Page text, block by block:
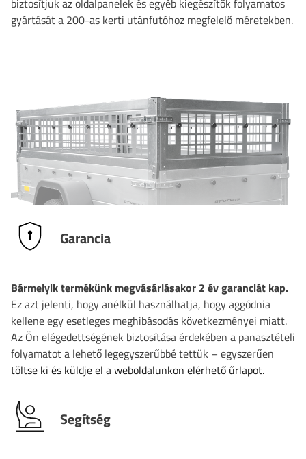
biztosítjuk az oldalpanelek és egyéb kiegészítők folyamatos
gyártását a 200-as kerti utánfutóhoz megfelelő méretekben.
Garancia
Bármelyik termékünk megvásárlásakor 2 év garanciát kap.
Ez azt jelenti, hogy anélkül használhatja, hogy aggódnia
kellene egy esetleges meghibásodás következményei miatt.
Az Ön elégedettségének biztosítása érdekében a panasztételi
folyamatot a lehető legegyszerűbbé tettük – egyszerűen
töltse ki és küldje el a weboldalunkon elérhető űrlapot.
Segítség